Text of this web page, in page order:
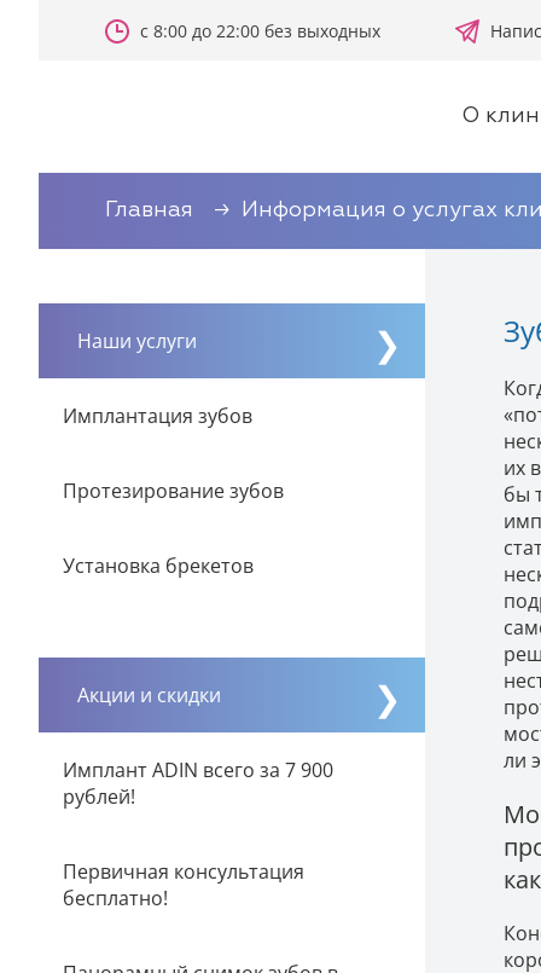
с 8:00 до 22:00 без выходных
О
Главная Информация о услугах
Наши услуги
Имплантация зубов
Протезирование зубов
Установка брекетов
Акции и скидки
Имплант ADIN всего за 7 900
рублей!
Первичная консультация
бесплатно!
их
бы
ли